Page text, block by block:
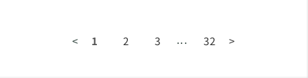
< 1 2 3 ... 32 >